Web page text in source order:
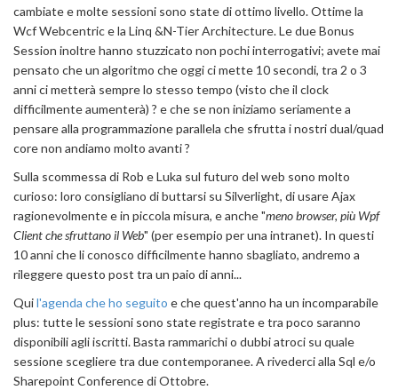
cambiate e molte sessioni sono state di ottimo livello. Ottime la
Wcf Webcentric e la Linq &N-Tier Architecture. Le due Bonus
Session inoltre hanno stuzzicato non pochi interrogativi; avete mai
pensato che un algoritmo che oggi ci mette 10 secondi, tra 2 o 3
anni ci metterà sempre lo stesso tempo (visto che il clock
difficilmente aumenterà) ? e che se non iniziamo seriamente a
pensare alla programmazione parallela che sfrutta i nostri dual/quad
core non andiamo molto avanti ?
Sulla scommessa di Rob e Luka sul futuro del web sono molto
curioso: loro consigliano di buttarsi su Silverlight, di usare Ajax
ragionevolmente e in piccola misura, e anche "meno browser, più Wpf
Client che sfruttano il Web" (per esempio per una intranet). In questi
10 anni che li conosco difficilmente hanno sbagliato, andremo a
rileggere questo post tra un paio di anni...
Quil'agenda che ho seguito e che quest'anno ha un incomparabile
plus: tutte le sessioni sono state registrate e tra poco saranno
disponibili agli iscritti. Basta rammarichi o dubbi atroci su quale
sessione scegliere tra due contemporanee. A rivederci alla Sql e/o
Sharepoint Conference di Ottobre.